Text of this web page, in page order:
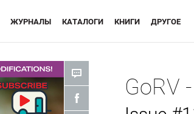
ЖУРНАЛЫ КАТАЛОГИ КНИГИ ДРУГОЕ
GoRV